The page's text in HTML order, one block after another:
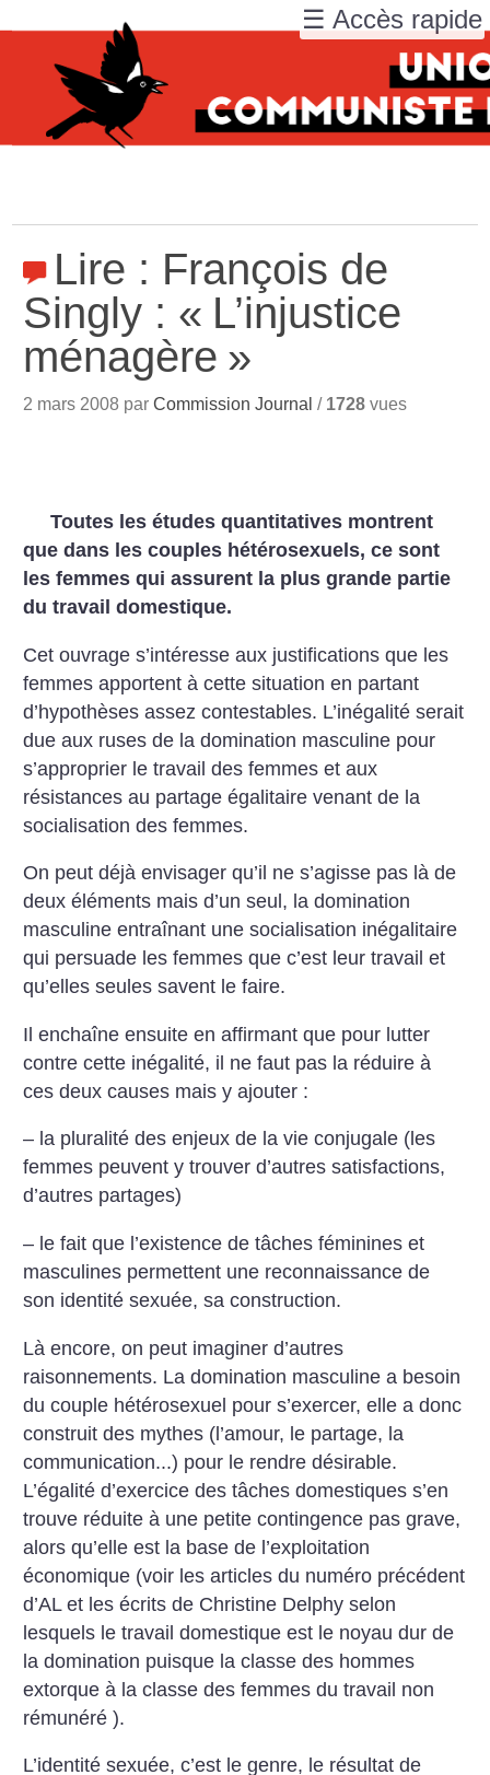
Lire : François de
Singly : « L’injustice
ménagère »
2 mars 2008 parCommission Journal / 1728 vues
Toutes les études quantitatives montrent
que dans les couples hétérosexuels, ce sont
les femmes qui assurent la plus grande partie
du travail domestique.
Cet ouvrage s’intéresse aux justifications que les
femmes apportent à cette situation en partant
d’hypothèses assez contestables. L’inégalité serait
due aux ruses de la domination masculine pour
s’approprier le travail des femmes et aux
résistances au partage égalitaire venant de la
socialisation des femmes.
On peut déjà envisager qu’il ne s’agisse pas là de
deux éléments mais d’un seul, la domination
masculine entraînant une socialisation inégalitaire
qui persuade les femmes que c’est leur travail et
qu’elles seules savent le faire.
Il enchaîne ensuite en affirmant que pour lutter
contre cette inégalité, il ne faut pas la réduire à
ces deux causes mais y ajouter :
– la pluralité des enjeux de la vie conjugale (les
femmes peuvent y trouver d’autres satisfactions,
d’autres partages)
– le fait que l’existence de tâches féminines et
masculines permettent une reconnaissance de
son identité sexuée, sa construction.
Là encore, on peut imaginer d’autres
raisonnements. La domination masculine a besoin
du couple hétérosexuel pour s’exercer, elle a donc
construit des mythes (l’amour, le partage, la
communication...) pour le rendre désirable.
L’égalité d’exercice des tâches domestiques s’en
trouve réduite à une petite contingence pas grave,
alors qu’elle est la base de l’exploitation
économique (voir les articles du numéro précédent
d’AL et les écrits de Christine Delphy selon
lesquels le travail domestique est le noyau dur de
la domination puisque la classe des hommes
extorque à la classe des femmes du travail non
rémunéré ).
L’identité sexuée, c’est le genre, le résultat de
☰ Accès rapide